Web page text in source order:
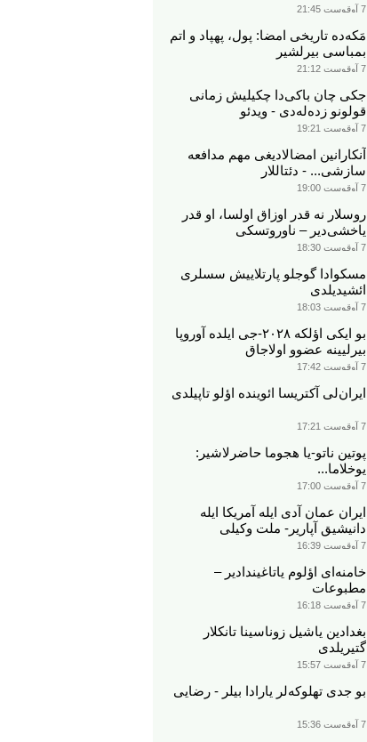
7 آوقوست 21:45
مَکه‌ده تاریخی امضا: پول، پهپاد و اتم
بمباسی بیرلشیر
7 آوقوست 21:12
جکی چان باکی‌دا چکیلیش زمانی
قولونو زده‌له‌دی - ویدئو
7 آوقوست 19:21
آنکارانین امضالادیغی مهم مدافعه
سازشی... - دئتاللار
7 آوقوست 19:00
روسلار نه قدر اوزاق اولسا، او قدر
یاخشی‌دیر – ناوروتسکی
7 آوقوست 18:30
مسکوادا گوجلو پارتلاییش سسلری
ائشیدیلدی
7 آوقوست 18:03
بو ایکی اؤلکه ۲۰۲۸-جی ایلده آوروپا
بیرلیینه عضوو اولاجاق
7 آوقوست 17:42
ایران‌لی آکتریسا ائوینده اؤلو تاپیلدی
7 آوقوست 17:21
پوتین ناتو-یا هجوما حاضرلاشیر:
یوخلاما...
7 آوقوست 17:00
ایران عمان آدی ایله آمریکا ایله
دانیشیق آپاریر- ملت وکیلی
7 آوقوست 16:39
خامنه‌ای اؤلوم یاتاغیندادیر –
مطبوعات
7 آوقوست 16:18
بغدادین یاشیل زوناسینا تانکلار
گتیریلدی
7 آوقوست 15:57
بو جدی تهلوکه‌لر یارادا بیلر - رضایی
7 آوقوست 15:36